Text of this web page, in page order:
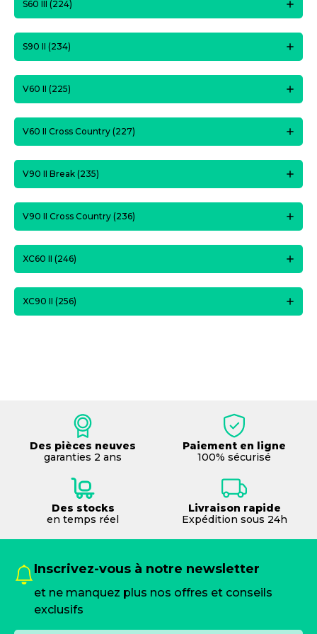
S60 III (224)
S90 II (234)
V60 II (225)
V60 II Cross Country (227)
V90 II Break (235)
V90 II Cross Country (236)
XC60 II (246)
XC90 II (256)
Des pièces neuves
garanties 2 ans
Paiement en ligne
100% sécurisé
Des stocks
en temps réel
Livraison rapide
Expédition sous 24h
Inscrivez-vous à notre newsletter
et ne manquez plus nos offres et conseils
exclusifs